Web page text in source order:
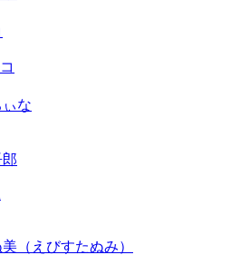
な
（えびすたぬみ）